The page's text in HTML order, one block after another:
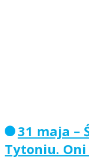
31 maja –
Tytoniu.